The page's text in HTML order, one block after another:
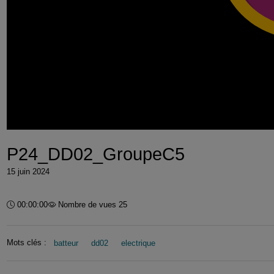
P24_DD02_GroupeC5
15 juin 2024
Durée :
00:00:00 Nombre de vues 25
Mots clés : batteur dd02 electrique